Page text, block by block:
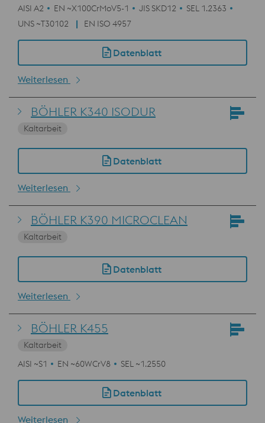
AISI A2
EN ~X100CrMoV5-1 JIS SKD12
SEL 1.2363
UNS ~T30102
EN ISO 4957
Datenblatt
Weiterlesen
BÖHLER K340 ISODUR
Kaltarbeit
Datenblatt
Weiterlesen
BÖHLER K390 MICROCLEAN
Kaltarbeit
Datenblatt
Weiterlesen
BÖHLER K455
Kaltarbeit
AISI ~S1
EN ~60WCrV8 SEL ~1.2550
Datenblatt
Weiterlesen